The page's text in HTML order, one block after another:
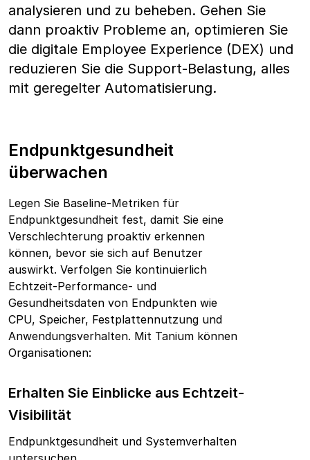
analysieren und zu beheben. Gehen Sie
dann proaktiv Probleme an, optimieren Sie
die digitale Employee Experience (DEX) und
reduzieren Sie die Support-Belastung, alles
mit geregelter Automatisierung.
Endpunktgesundheit
überwachen
Legen Sie Baseline-Metriken für
Endpunktgesundheit fest, damit Sie eine
Verschlechterung proaktiv erkennen
können, bevor sie sich auf Benutzer
auswirkt. Verfolgen Sie kontinuierlich
Echtzeit-Performance- und
Gesundheitsdaten von Endpunkten wie
CPU, Speicher, Festplattennutzung und
Anwendungsverhalten. Mit Tanium können
Organisationen:
Erhalten Sie Einblicke aus Echtzeit-
Visibilität
Endpunktgesundheit und Systemverhalten